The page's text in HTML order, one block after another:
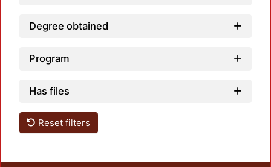
Degree obtained
Program
Has files
Reset filters